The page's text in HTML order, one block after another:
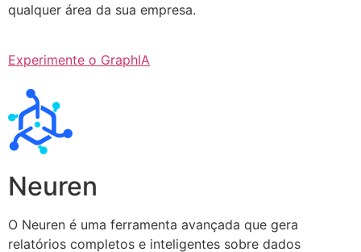
qualquer área da sua empresa.
Experimente o GraphIA
Neuren
O Neuren é uma ferramenta avançada que gera
relatórios completos e inteligentes sobre dados